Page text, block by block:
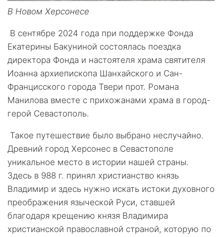
В Новом Херсонесе
В сентябре 2024 года при поддержке Фонда
Екатерины Бакуниной состоялась поездка
директора Фонда и настоятеля храма святителя
Иоанна архиепископа Шанхайского и Сан-
Францисского города Твери прот. Романа
Манилова вместе с прихожанами храма в город-
герой Севастополь.
Такое путешествие было выбрано неслучайно.
Древний город Херсонес в Севастополе
уникальное место в истории нашей страны.
Здесь в 988 г. принял христианство князь
Владимир и здесь нужно искать истоки духовного
преображения языческой Руси, ставшей
благодаря крещению князя Владимира
христианской православной страной, которую по